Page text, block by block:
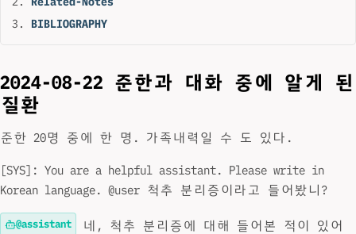
BIBLIOGRAPHY
2024-08-22 준한과 대화 중에 알게 된
질환
준한 20명 중에 한 명. 가족내력일 수 도 있다.
[SYS]: You are a helpful assistant. Please write in
Korean language. @user 척추 분리증이라고 들어봤니?
@assistant
네, 척추 분리증에 대해 들어본 적이 있어